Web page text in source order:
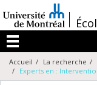
au
contenu
/
Menu
Accueil La recherche
Experts en :